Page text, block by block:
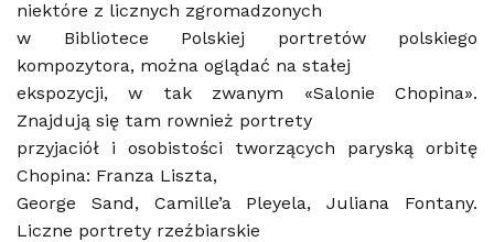
niektóre z licznych zgromadzonych
w Bibliotece Polskiej portretów polskiego
kompozytora, można oglądać na stałej
ekspozycji, w tak zwanym «Salonie Chopina».
Znajdują się tam rownież portrety
przyjaciół i osobistości tworzących paryską orbitę
Chopina: Franza Liszta,
George Sand, Camille’a Pleyela, Juliana Fontany.
Liczne portrety rzeźbiarskie